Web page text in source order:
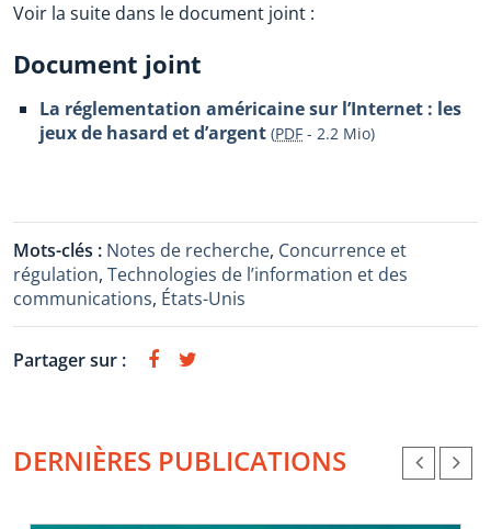
Voir la suite dans le document joint :
Document joint
La réglementation américaine sur l’Internet : les
jeux de hasard et d’argent (PDF - 2.2 Mio)
Mots-clés : Notes de recherche, Concurrence et
régulation, Technologies de l’information et des
communications, États-Unis
Partager sur :
DERNIÈRES PUBLICATIONS